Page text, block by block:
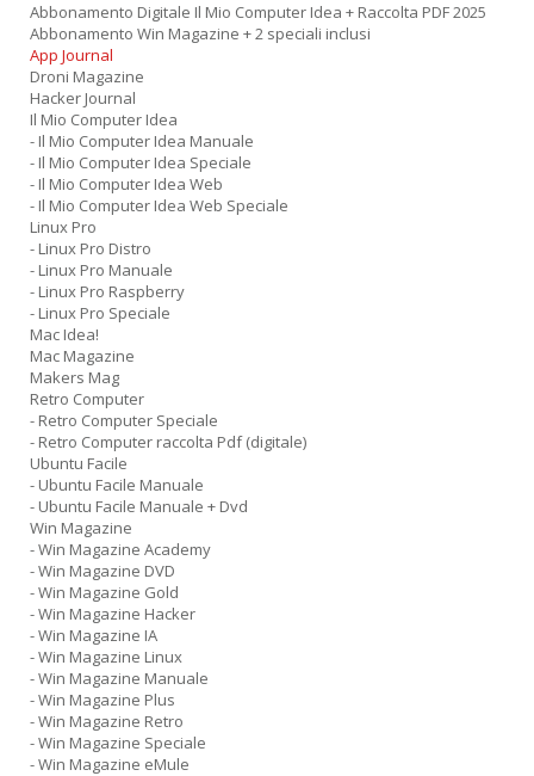
Abbonamento Digitale Il Mio Computer Idea + Raccolta PDF 2025
Abbonamento Win Magazine + 2 speciali inclusi
App Journal
Droni Magazine
Hacker Journal
Il Mio Computer Idea
- Il Mio Computer Idea Manuale
- Il Mio Computer Idea Speciale
- Il Mio Computer Idea Web
- Il Mio Computer Idea Web Speciale
Linux Pro
- Linux Pro Distro
- Linux Pro Manuale
- Linux Pro Raspberry
- Linux Pro Speciale
Mac Idea!
Mac Magazine
Makers Mag
Retro Computer
- Retro Computer Speciale
- Retro Computer raccolta Pdf (digitale)
Ubuntu Facile
- Ubuntu Facile Manuale
- Ubuntu Facile Manuale + Dvd
Win Magazine
- Win Magazine Academy
- Win Magazine DVD
- Win Magazine Gold
- Win Magazine Hacker
- Win Magazine IA
- Win Magazine Linux
- Win Magazine Manuale
- Win Magazine Plus
- Win Magazine Retro
- Win Magazine Speciale
- Win Magazine eMule